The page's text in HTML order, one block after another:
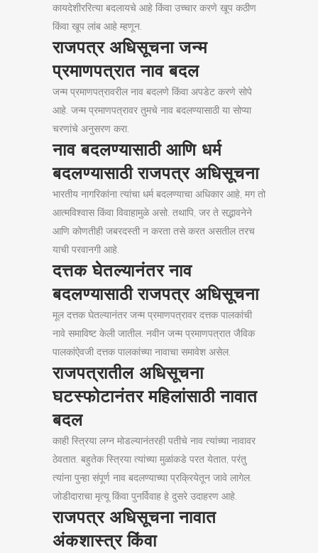
कायदेशीररित्या बदलायचे आहे किंवा उच्चार करणे खूप कठीण
किंवा खूप लांब आहे म्हणून.
राजपत्र अधिसूचना जन्म
प्रमाणपत्रात नाव बदल
जन्म प्रमाणपत्रावरील नाव बदलणे किंवा अपडेट करणे सोपे
आहे. जन्म प्रमाणपत्रावर तुमचे नाव बदलण्यासाठी या सोप्या
चरणांचे अनुसरण करा.
नाव बदलण्यासाठी आणि धर्म
बदलण्यासाठी राजपत्र अधिसूचना
भारतीय नागरिकांना त्यांचा धर्म बदलण्याचा अधिकार आहे, मग तो
आत्मविश्वास किंवा विवाहामुळे असो. तथापि, जर ते सद्भावनेने
आणि कोणतीही जबरदस्ती न करता तसे करत असतील तरच
याची परवानगी आहे.
दत्तक घेतल्यानंतर नाव
बदलण्यासाठी राजपत्र अधिसूचना
मूल दत्तक घेतल्यानंतर जन्म प्रमाणपत्रावर दत्तक पालकांची
नावे समाविष्ट केली जातील. नवीन जन्म प्रमाणपत्रात जैविक
पालकांऐवजी दत्तक पालकांच्या नावाचा समावेश असेल.
राजपत्रातील अधिसूचना
घटस्फोटानंतर महिलांसाठी नावात
बदल
काही स्त्रिया लग्न मोडल्यानंतरही पतीचे नाव त्यांच्या नावावर
ठेवतात. बहुतेक स्त्रिया त्यांच्या मुळांकडे परत येतात, परंतु
त्यांना पुन्हा संपूर्ण नाव बदलण्याच्या प्रक्रियेतून जावे लागेल.
जोडीदाराचा मृत्यू किंवा पुनर्विवाह हे दुसरे उदाहरण आहे.
राजपत्र अधिसूचना नावात
अंकशास्त्र किंवा